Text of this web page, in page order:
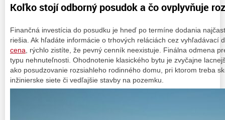
Koľko stojí odborný posudok a čo ovplyvňuje
Finančná investícia do posudku je hneď po termíne dodania
riešia. Ak hľadáte informácie o trhových reláciách cez vyhľadávací
cena , rýchlo zistíte, že pevný cenník neexistuje. Finálna odmena
typu nehnuteľnosti. Ohodnotenie klasického bytu je zvyčajne
ako posudzovanie rozsiahleho rodinného domu, pri ktorom treba
inžinierske siete či vedľajšie stavby na pozemku.